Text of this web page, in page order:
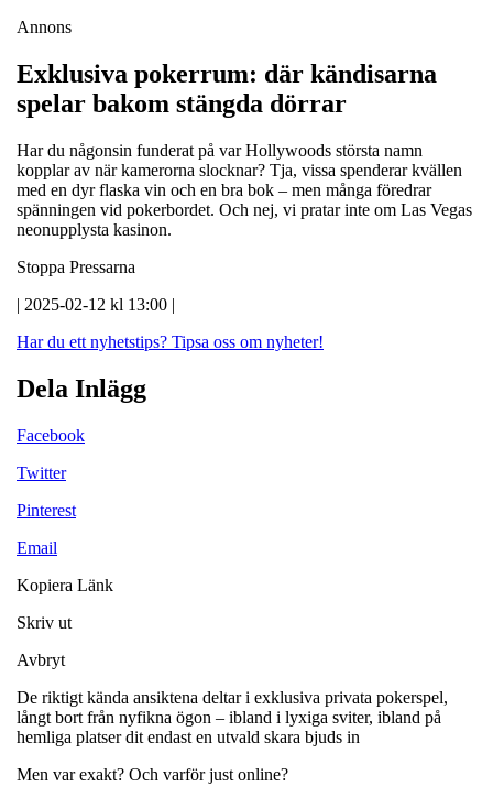
Annons
Exklusiva pokerrum: där kändisarna
spelar bakom stängda dörrar
Har du någonsin funderat på var Hollywoods största namn
kopplar av när kamerorna slocknar? Tja, vissa spenderar kvällen
med en dyr flaska vin och en bra bok – men många föredrar
spänningen vid pokerbordet. Och nej, vi pratar inte om Las Vegas
neonupplysta kasinon.
Stoppa Pressarna
| 2025-02-12 kl 13:00 |
Har du ett nyhetstips? Tipsa oss om nyheter!
Dela Inlägg
Facebook
Twitter
Pinterest
Email
Kopiera Länk
Skriv ut
Avbryt
De riktigt kända ansiktena deltar i exklusiva privata pokerspel,
långt bort från nyfikna ögon – ibland i lyxiga sviter, ibland på
hemliga platser dit endast en utvald skara bjuds in
Men var exakt? Och varför just online?